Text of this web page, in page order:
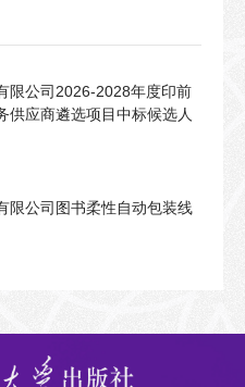
限公司2026-2028年度印前
供应商遴选项目中标候选人
限公司图书柔性自动包装线